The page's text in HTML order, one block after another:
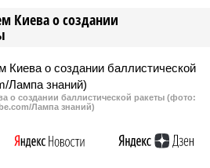
Киева о создании
о создании баллистической ракеты (фото:
Лампа знаний)